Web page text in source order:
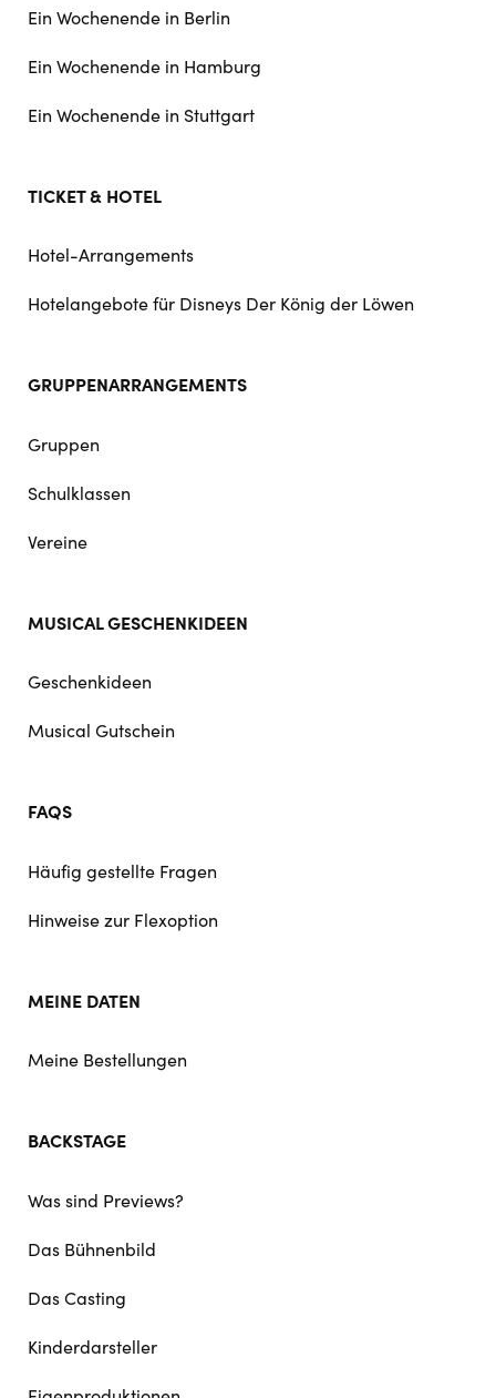
Ein Wochenende in Berlin
Ein Wochenende in Hamburg
Ein Wochenende in Stuttgart
TICKET & HOTEL
Hotel-Arrangements
Hotelangebote für Disneys Der König der Löwen
GRUPPENARRANGEMENTS
Gruppen
Schulklassen
Vereine
MUSICAL GESCHENKIDEEN
Geschenkideen
Musical Gutschein
FAQS
Häufig gestellte Fragen
Hinweise zur Flexoption
MEINE DATEN
Meine Bestellungen
BACKSTAGE
Was sind Previews?
Das Bühnenbild
Das Casting
Kinderdarsteller